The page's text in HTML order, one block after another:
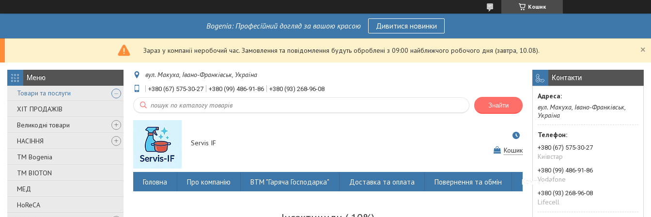
Кошик
Bogenia: Професійний догляд за вашою красою Дивитися новинки
Зараз у компанії неробочий час. Замовлення та повідомлення будуть оброблені з 09:00 найближчого робочого дня (завтра, 10.08).
Товари та послуги
ХІТ ПРОДАЖІВ
Великодні товари
НАСІННЯ
ТМ Bogenia
ТМ BIOTON
МЕД
HoReCA
вул. Макуха, Івано-Франківськ, Україна
+380 (67) 575-30-27 +380 (99) 486-91-86 +380 (93) 268-96-08
Знайти
Servis IF
Кошик
Головна Про компанію ВТМ "Гаряча Господарка" Доставка та оплата Повернення та обмін Контакти
Контакти
вул. Макуха, Івано-Франківськ,
Україна
+380 (67) 575-30-27
Київстар
+380 (99) 486-91-86
Vodafone
+380 (93) 268-96-08
Lifecell